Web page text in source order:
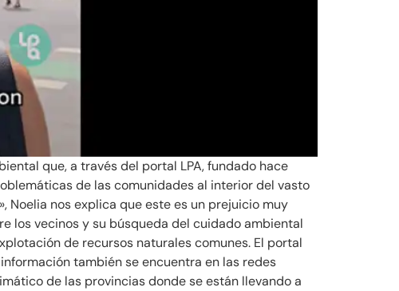
que, a través del portal LPA, fundado hace
de las comunidades al interior del vasto
Noelia nos explica que este es un prejuicio muy
los vecinos y su búsqueda del cuidado ambiental
de recursos naturales comunes. El portal
también se encuentra en las redes
de las provincias donde se están llevando a